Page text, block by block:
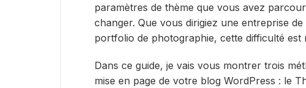
paramètres de thème que vous avez
changer. Que vous dirigiez une entreprise
portfolio de photographie, cette difficulté est
Dans ce guide, je vais vous montrer trois
mise en page de votre blog WordPress : le